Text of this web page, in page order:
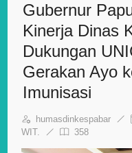
e
b
o
o
k
s
A
p
p
Gubernur
Kinerja Dinas
Dukungan
Gerakan Ayo
Imunisasi
humasdinkespabar
WIT.
358